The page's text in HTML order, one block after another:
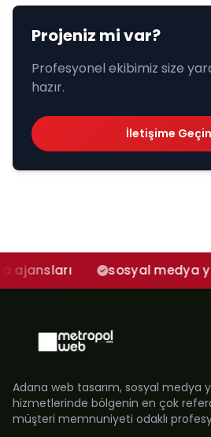
Projeniz mi var?
Profesyonel ekibimiz size
hazır.
İletişime Geçin
sosyal medya yönetimi
Adana web tasarım, sosyal medya
hizmetlerinde bölgenin en çok
müşteri memnuniyeti odaklı